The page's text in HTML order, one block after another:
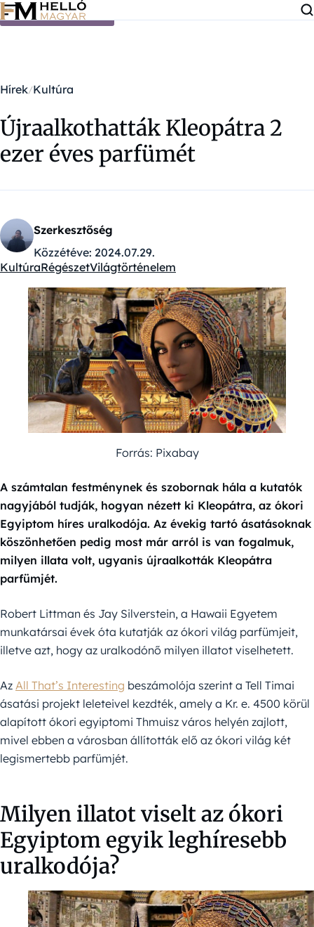
Ugrás a tartalomra
Hírek Kultúra
Újraalkothatták Kleopátra 2
ezer éves parfümét
Szerkesztőség
Közzétéve: 2024.07.29.
Kategóriák:
KultúraRégészetVilágtörténelem
Forrás: Pixabay
A számtalan festménynek és szobornak hála a kutatók
nagyjából tudják, hogyan nézett ki Kleopátra, az ókori
Egyiptom híres uralkodója. Az évekig tartó ásatásoknak
köszönhetően pedig most már arról is van fogalmuk,
milyen illata volt, ugyanis újraalkották Kleopátra
parfümjét.
Robert Littman és Jay Silverstein, a Hawaii Egyetem
munkatársai évek óta kutatják az ókori világ parfümjeit,
illetve azt, hogy az uralkodónő milyen illatot viselhetett.
Az All That’s Interesting beszámolója szerint a Tell Timai
ásatási projekt leleteivel kezdték, amely a Kr. e. 4500 körül
alapított ókori egyiptomi Thmuisz város helyén zajlott,
mivel ebben a városban állították elő az ókori világ két
legismertebb parfümjét.
Milyen illatot viselt az ókori
Egyiptom egyik leghíresebb
uralkodója?